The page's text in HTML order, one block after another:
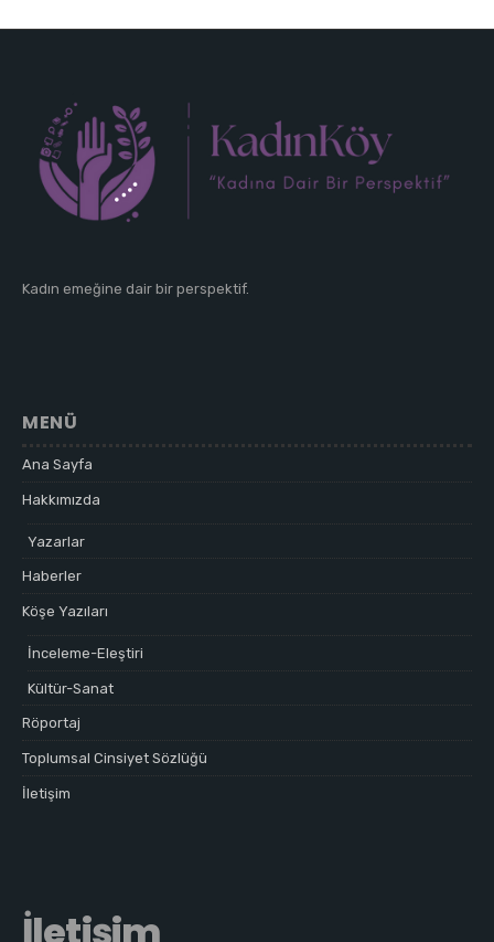
Kadın emeğine dair bir perspektif.
MENÜ
Ana Sayfa
Hakkımızda
Yazarlar
Haberler
Köşe Yazıları
İnceleme-Eleştiri
Kültür-Sanat
Röportaj
Toplumsal Cinsiyet Sözlüğü
İletişim